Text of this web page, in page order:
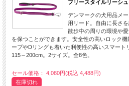
フリースタイルリーシュ
デンマークの犬用品メ
用リード。自由に長さ
散歩中の周りの環境や
を保つことができます。安全性の高いロック
ープやDリングも着いた利便性の高いスマート
115～200cm。2サイズ。全8色。
セール価格： 4,080円(税込 4,488円)
在庫切れ